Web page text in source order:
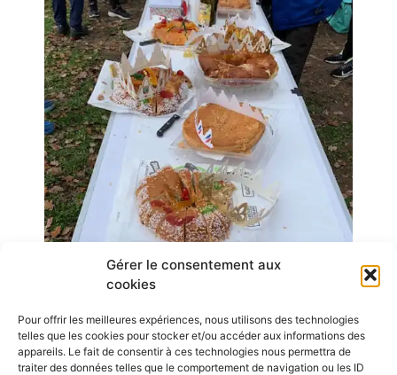
Gérer le consentement aux
cookies
Pour offrir les meilleures expériences, nous utilisons des technologies
telles que les cookies pour stocker et/ou accéder aux informations des
appareils. Le fait de consentir à ces technologies nous permettra de
traiter des données telles que le comportement de navigation ou les ID